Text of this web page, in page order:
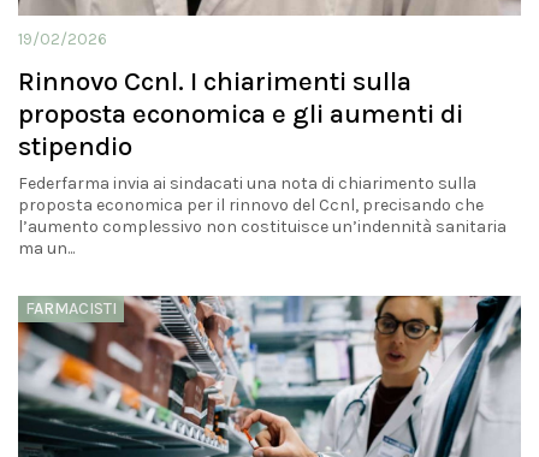
19/02/2026
Rinnovo Ccnl. I chiarimenti sulla
proposta economica e gli aumenti di
stipendio
Federfarma invia ai sindacati una nota di chiarimento sulla
proposta economica per il rinnovo del Ccnl, precisando che
l’aumento complessivo non costituisce un’indennità sanitaria
ma un...
FARMACISTI